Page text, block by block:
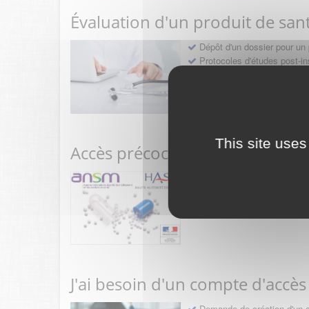
This site
Évaluation d'un produit de
Dépôt d'un dossier pour
Protocoles d'études post-
Accès précoce médicaments
Sollicitation RDV pré-
Déposer une demande
J'ai besoin d'un compte d'accès